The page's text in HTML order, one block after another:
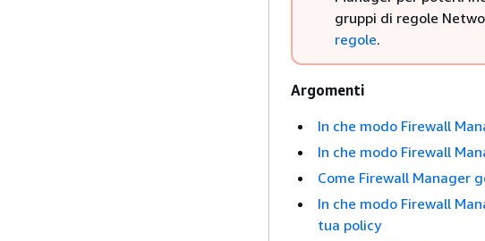
gruppi di regole
regole.
Argomenti
In che modo Firewall
In che modo Firewall
Come Firewall Manager
In che modo Firewall
tua policy